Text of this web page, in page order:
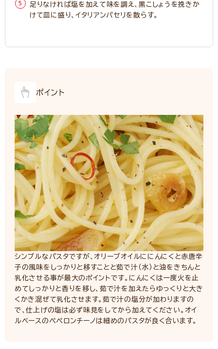
足りなければ塩を加えて味を調え、黒こしょうを挽きか
けて皿に盛り、イタリアンパセリを散らす。
ポイント
シンプルなパスタですが、オリーブオイルににんにくと赤唐辛
子の風味をしっかりと移すことと茹で汁（水）と油をきちんと
乳化させる事が最大のポイントです。にんにくは一度火を止
めてしっかりと香りを移し、茹で汁を加えたらゆっくりと大き
くかき混ぜて乳化させます。茹で汁の塩分が加わりますの
で、仕上げの塩は必ず味見をしてから加えてください。オイ
ルベースのぺぺロンチーノは細めのパスタが良く合います。